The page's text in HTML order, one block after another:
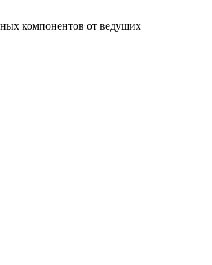
компонентов от ведущих